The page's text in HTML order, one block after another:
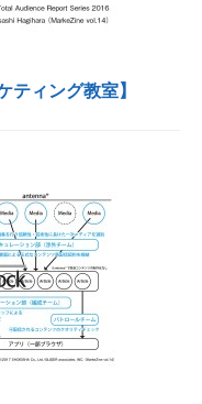
ティング教室】